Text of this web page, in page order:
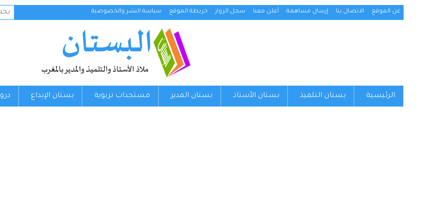
عن الموقع الاتصال بنا إرسال مساهمة أعلن معنا سجل الزوار خريطة الموقع سياسة النشر والخصوصية
عن:
الرئيسية بستان التلميذ بستان الأستاذ بستان المدير مستجدات تربوية بستان الإبداع